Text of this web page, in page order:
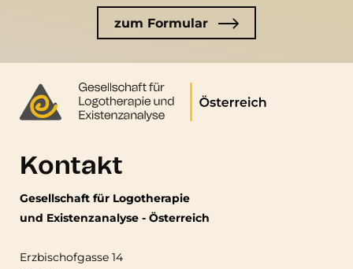
zum Formular
Kontakt
Gesellschaft für Logotherapie
und Existenzanalyse - Österreich
Erzbischofgasse 14